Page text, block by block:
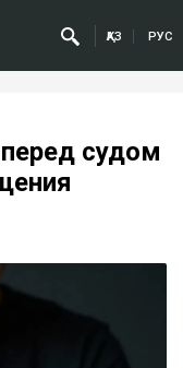
ҚАЗ РУС
судом